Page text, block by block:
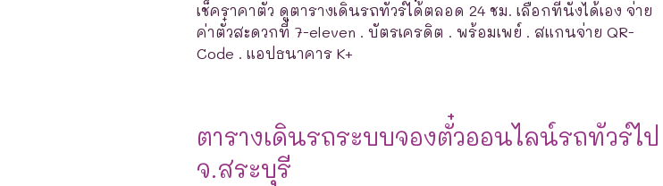
เช็คราคาตั๋ว ดูตารางเดินรถทัวร์ได้ตลอด 24 ชม. เลือกที่นั่งได้เอง จ่าย
ค่าตั๋วสะดวกที่ 7-eleven . บัตรเครดิต . พร้อมเพย์ . สแกนจ่าย QR-
Code . แอปธนาคาร K+
ตารางเดินรถระบบจองตั๋วออนไลน์รถทัวร์ไป
จ.สระบุรี